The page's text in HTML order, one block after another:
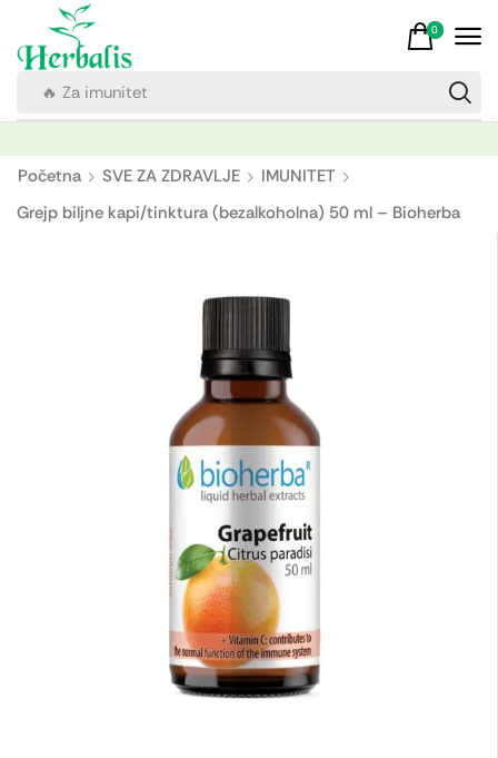
🔥 Za imunitet
0
Početna SVE ZA ZDRAVLJE
IMUNITET
Grejp biljne kapi/tinktura (bezalkoholna) 50 ml – Bioherba